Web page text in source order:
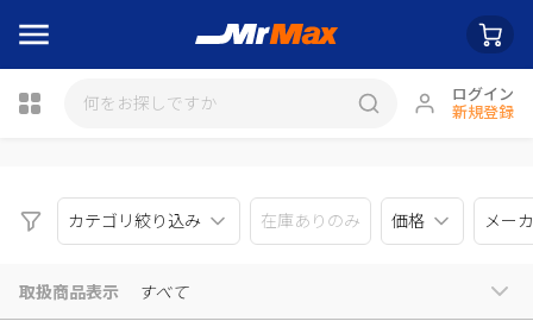
ログイン
新規登録
カテゴリ絞り込み 在庫ありのみ 価格 メー
取扱商品表示 すべて